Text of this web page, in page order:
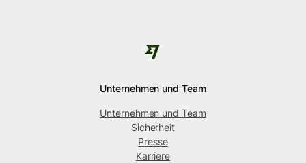
Unternehmen und Team
Unternehmen und Team
Sicherheit
Presse
Karriere